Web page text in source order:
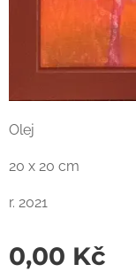
Olej
20 x 20 cm
r. 2021
0,00 Kč